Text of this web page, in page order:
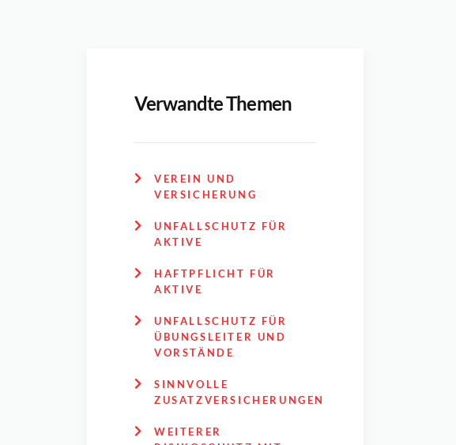
Verwandte Themen
VEREIN UND
VERSICHERUNG
UNFALLSCHUTZ FÜR
AKTIVE
HAFTPFLICHT FÜR
AKTIVE
UNFALLSCHUTZ FÜR
ÜBUNGSLEITER UND
VORSTÄNDE
SINNVOLLE
ZUSATZVERSICHERUNGEN
WEITERER